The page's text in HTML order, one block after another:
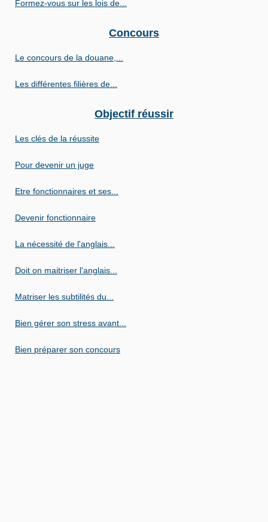
Formez-vous sur les lois de...
Concours
Le concours de la douane,...
Les différentes filières de...
Objectif réussir
Les clés de la réussite
Pour devenir un juge
Etre fonctionnaires et ses...
Devenir fonctionnaire
La nécessité de l'anglais...
Doit on maitriser l'anglais...
Matriser les subtilités du...
Bien gérer son stress avant...
Bien préparer son concours